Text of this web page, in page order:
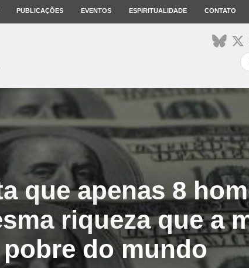
PUBLICAÇÕES EVENTOS ESPIRITUALIDADE CONTATO
que apenas 8
riqueza que a
do mundo